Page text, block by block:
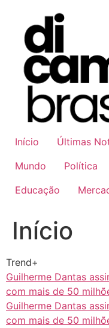
conteúdo
Início Últimas
Mundo
Política
Educação
Início
Trend+
Guilherme Dantas
com mais de 50
Guilherme Dantas
com mais de 50